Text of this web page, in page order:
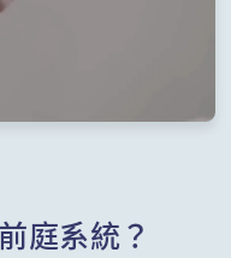
庭系統？